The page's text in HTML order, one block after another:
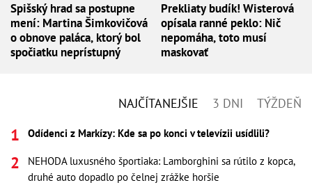
Spišský hrad sa postupne
mení: Martina Šimkovičová
o obnove paláca, ktorý bol
spočiatku neprístupný
Prekliaty budík! Wisterová
opísala ranné peklo: Nič
nepomáha, toto musí
maskovať
NAJČÍTANEJŠIE 3 DNI TÝŽDEŇ
Odídenci z Markízy: Kde sa po konci v televízii usídlili?
NEHODA luxusného športiaka: Lamborghini sa rútilo z kopca,
druhé auto dopadlo po čelnej zrážke horšie